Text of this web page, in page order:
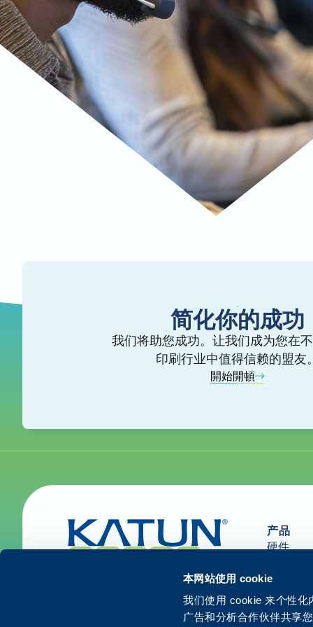
本网站使用 cookie
我们使用 cookie 来个性化
广告和分析合作伙伴共享
简化你的成功
我们将助您成功。让我们成为您在
印刷行业中值得信赖的盟友
開始開頓
产品
硬件
解决方案